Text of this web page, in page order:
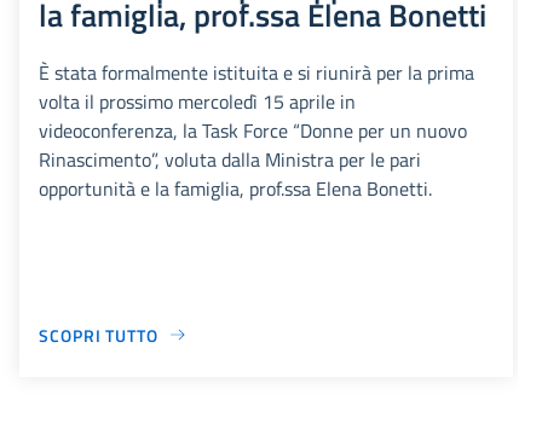
la famiglia, prof.ssa Elena Bonetti
È stata formalmente istituita e si riunirà per la prima
volta il prossimo mercoledì 15 aprile in
videoconferenza, la Task Force “Donne per un nuovo
Rinascimento”, voluta dalla Ministra per le pari
opportunità e la famiglia, prof.ssa Elena Bonetti.
SCOPRI TUTTO